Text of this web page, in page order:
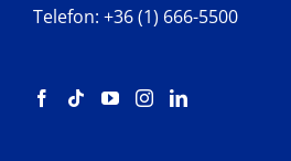
Telefon: +36 (1) 666-5500